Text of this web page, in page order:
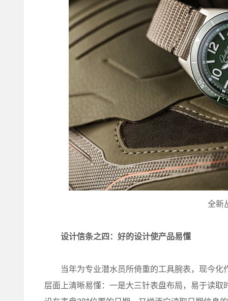
全新
设计信条之四：好的设计使产品易懂
当年为专业潜水员所倚重的工具腕表，现今化
层面上清晰易懂：一是大三针表盘布局，易于读